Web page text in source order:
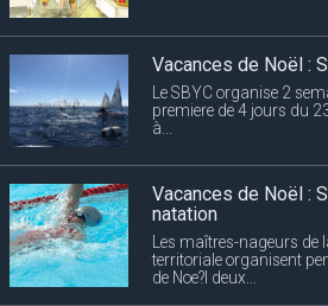
Vacances de Noël :
Le SBYC organise 2
premiere de 4 jours du
à...
Vacances de Noël :
natation
Les maîtres-nageurs de
territoriale organisent
de Noe?l deux...